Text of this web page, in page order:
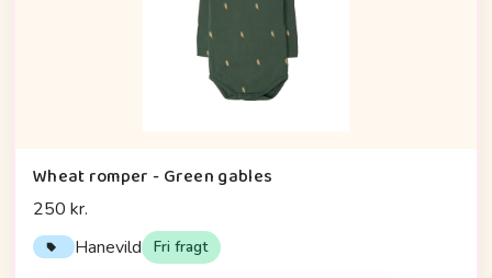
Wheat romper - Green gables
250 kr.
Hanevild Fri fragt